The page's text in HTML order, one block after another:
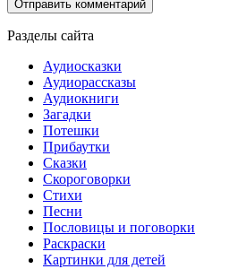
Разделы сайта
Аудиосказки
Аудиорассказы
Аудиокниги
Загадки
Потешки
Прибаутки
Сказки
Скороговорки
Стихи
Песни
Пословицы и поговорки
Раскраски
Картинки для детей